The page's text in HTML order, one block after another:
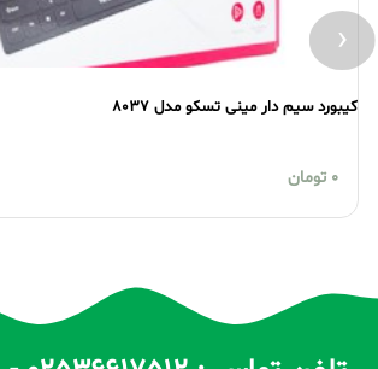
کیبورد سیم دار مینی تسکو مدل 8037
0 تومان
‹